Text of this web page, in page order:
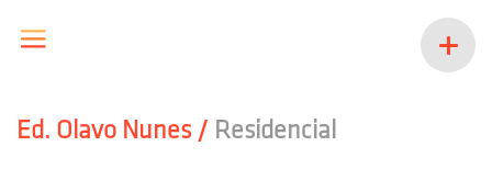
Ed. Olavo Nunes / Residencial